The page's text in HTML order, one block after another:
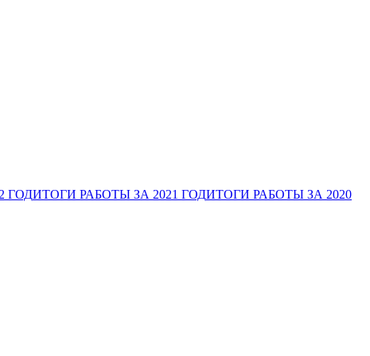
ГОДИТОГИ РАБОТЫ ЗА 2021 ГОДИТОГИ РАБОТЫ ЗА 2020